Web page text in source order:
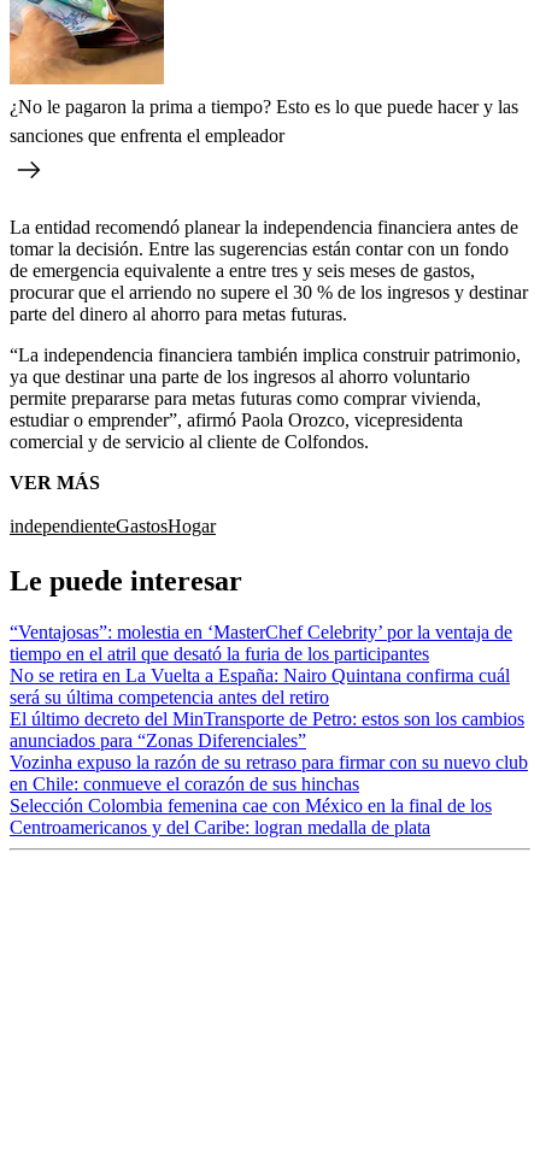
¿No le pagaron la prima a tiempo? Esto es lo que puede hacer y las
sanciones que enfrenta el empleador
La entidad recomendó planear la independencia financiera antes de
tomar la decisión. Entre las sugerencias están contar con un fondo
de emergencia equivalente a entre tres y seis meses de gastos,
procurar que el arriendo no supere el 30 % de los ingresos y destinar
parte del dinero al ahorro para metas futuras.
“La independencia financiera también implica construir patrimonio,
ya que destinar una parte de los ingresos al ahorro voluntario
permite prepararse para metas futuras como comprar vivienda,
estudiar o emprender”, afirmó Paola Orozco, vicepresidenta
comercial y de servicio al cliente de Colfondos.
VER MÁS
independienteGastosHogar
Le puede interesar
“Ventajosas”: molestia en ‘MasterChef Celebrity’ por la ventaja de
tiempo en el atril que desató la furia de los participantes
No se retira en La Vuelta a España: Nairo Quintana confirma cuál
será su última competencia antes del retiro
El último decreto del MinTransporte de Petro: estos son los cambios
anunciados para “Zonas Diferenciales”
Vozinha expuso la razón de su retraso para firmar con su nuevo club
en Chile: conmueve el corazón de sus hinchas
Selección Colombia femenina cae con México en la final de los
Centroamericanos y del Caribe: logran medalla de plata